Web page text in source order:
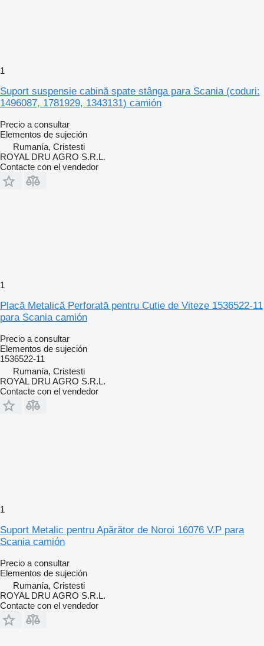
1
Suport suspensie cabină spate stânga para Scania (coduri:
1496087, 1781929, 1343131) camión
Precio a consultar
Elementos de sujeción
Rumanía, Cristesti
ROYAL DRU AGRO S.R.L.
Contacte con el vendedor
1
Placă Metalică Perforată pentru Cutie de Viteze 1536522-11
para Scania camión
Precio a consultar
Elementos de sujeción
1536522-11
Rumanía, Cristesti
ROYAL DRU AGRO S.R.L.
Contacte con el vendedor
1
Suport Metalic pentru Apărător de Noroi 16076 V.P para
Scania camión
Precio a consultar
Elementos de sujeción
Rumanía, Cristesti
ROYAL DRU AGRO S.R.L.
Contacte con el vendedor